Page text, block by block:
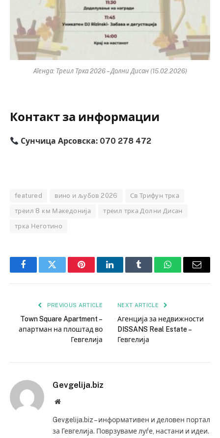
Агенда: Треил Трка 2026 – Долни Дисан (15.02.2026)
Контакт за информации
Сунчица Арсовска: 070 278 472
featured вино и љубов 2026 Св Трифун трка
треил 8 км Македонија треил трка Долни Дисан
трка Неготино
FacebookTwitter PinterestLinkedInTumblr WhatsAppEmail
PREVIOUS ARTICLE
Town Square Apartment –
апартман на плоштад во
Гевгелија
NEXT ARTICLE
Агенција за недвижности
DISSANS Real Estate –
Гевгелија
Gevgelija.biz
Website
Gevgelija.biz – информативен и деловен портал
за Гевгелија. Поврзуваме луѓе, настани и идеи.